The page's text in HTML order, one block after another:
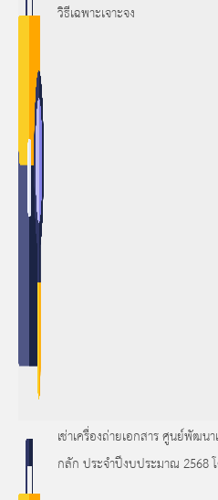
วิธีเฉพาะเจาะจง
เช่าเครื่องถ่ายเอกสาร ศูนย์พัฒน
กลัก ประจำปีงบประมาณ 2568 โ